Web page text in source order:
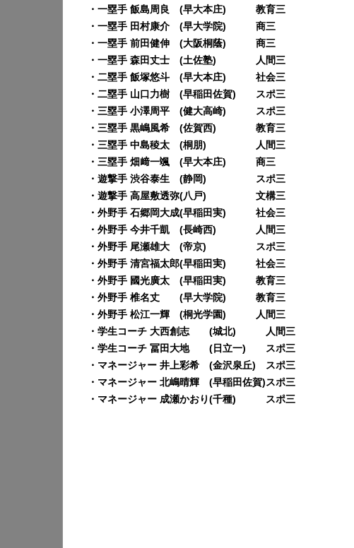
・一塁手 飯島周良 (早大本庄) 教育三
・一塁手 田村康介 (早大学院) 商三
・一塁手 前田健伸 (大阪桐蔭) 商三
・一塁手 森田丈士 (土佐塾) 人間三
・二塁手 飯塚悠斗 (早大本庄) 社会三
・二塁手 山口力樹 (早稲田佐賀) スポ三
・三塁手 小澤周平 (健大高崎) スポ三
・三塁手 黒嶋風希 (佐賀西) 教育三
・三塁手 中島稜太 (桐朋) 人間三
・三塁手 畑﨑一颯 (早大本庄) 商三
・遊撃手 渋谷泰生 (静岡) スポ三
・遊撃手 高屋敷透弥(八戸) 文構三
・外野手 石郷岡大成(早稲田実) 社会三
・外野手 今井千凱 (長崎西) 人間三
・外野手 尾瀬雄大 (帝京) スポ三
・外野手 清宮福太郎(早稲田実) 社会三
・外野手 國光廣太 (早稲田実) 教育三
・外野手 椎名丈 (早大学院) 教育三
・外野手 松江一輝 (桐光学園) 人間三
・学生コーチ 大西創志 (城北) 人間三
・学生コーチ 冨田大地 (日立一) スポ三
・マネージャー 井上彩希 (金沢泉丘) スポ三
・マネージャー 北嶋晴輝 (早稲田佐賀)スポ三
・マネージャー 成瀬かおり(千種) スポ三